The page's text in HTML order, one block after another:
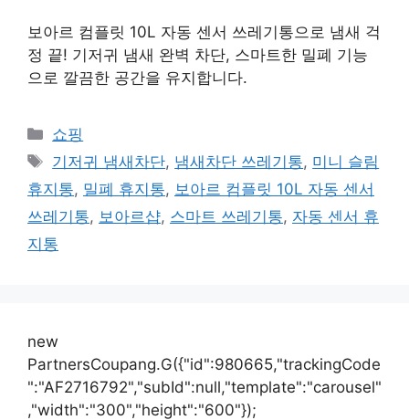
보아르 컴플릿 10L 자동 센서 쓰레기통으로 냄새 걱
정 끝! 기저귀 냄새 완벽 차단, 스마트한 밀폐 기능
으로 깔끔한 공간을 유지합니다.
카
테
고
리
쇼핑
태
그
기저귀 냄새차단, 냄새차단 쓰레기통, 미니 슬림
휴지통, 밀폐 휴지통, 보아르 컴플릿 10L 자동 센서
쓰레기통, 보아르샵, 스마트 쓰레기통, 자동 센서 휴
지통
new
PartnersCoupang.G({"id":980665,"trackingCode
":"AF2716792","subId":null,"template":"carousel"
,"width":"300","height":"600"});